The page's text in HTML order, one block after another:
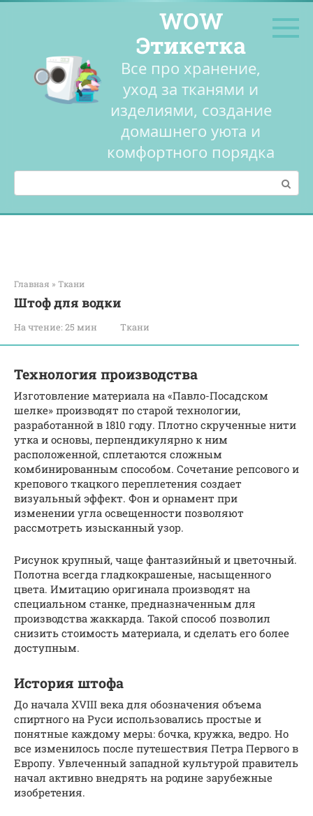
Перейти
WOW
Этикетка
Все про хранение,
уход за тканями и
изделиями, создание
домашнего уюта и
комфортного порядка
Поиск:
Главная » Ткани
Штоф для водки
На чтение: 25 мин Ткани
Технология производства
Изготовление материала на «Павло-Посадском
шелке» производят по старой технологии,
разработанной в 1810 году. Плотно скрученные нити
утка и основы, перпендикулярно к ним
расположенной, сплетаются сложным
комбинированным способом. Сочетание репсового и
крепового ткацкого переплетения создает
визуальный эффект. Фон и орнамент при
изменении угла освещенности позволяют
рассмотреть изысканный узор.
Рисунок крупный, чаще фантазийный и цветочный.
Полотна всегда гладкокрашеные, насыщенного
цвета. Имитацию оригинала производят на
специальном станке, предназначенным для
производства жаккарда. Такой способ позволил
снизить стоимость материала, и сделать его более
доступным.
История штофа
До начала XVIII века для обозначения объема
спиртного на Руси использовались простые и
понятные каждому меры: бочка, кружка, ведро. Но
все изменилось после путешествия Петра Первого в
Европу. Увлеченный западной культурой правитель
начал активно внедрять на родине зарубежные
изобретения.